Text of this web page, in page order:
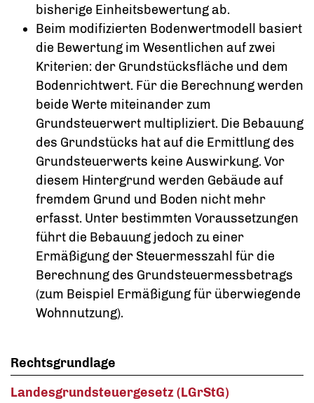
bisherige Einheitsbewertung ab.
Beim modifizierten Bodenwertmodell basiert
die Bewertung im Wesentlichen auf zwei
Kriterien: der Grundstücksfläche und dem
Bodenrichtwert. Für die Berechnung werden
beide Werte miteinander zum
Grundsteuerwert multipliziert. Die Bebauung
des Grundstücks hat auf die Ermittlung des
Grundsteuerwerts keine Auswirkung. Vor
diesem Hintergrund werden Gebäude auf
fremdem Grund und Boden nicht mehr
erfasst. Unter bestimmten Voraussetzungen
führt die Bebauung jedoch zu einer
Ermäßigung der Steuermesszahl für die
Berechnung des Grundsteuermessbetrags
(zum Beispiel Ermäßigung für überwiegende
Wohnnutzung).
Rechtsgrundlage
Landesgrundsteuergesetz (LGrStG)